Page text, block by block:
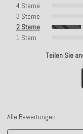
4 Sterne
3 Sterne
2 Sterne
1 Stern
Teilen Sie
Alle Bewertungen: